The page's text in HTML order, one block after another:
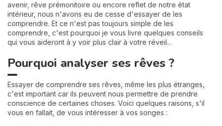
avenir, rêve prémonitoire ou encore reflet de notre état
intérieur, nous n'avons eu de cesse d'essayer de les
comprendre. Et ce n'est pas toujours simple de les
comprendre, c'est pourquoi je vous livre quelques conseils
qui vous aideront à y voir plus clair à votre réveil...
Pourquoi analyser ses rêves ?
Essayer de comprendre ses rêves, même les plus étranges,
c'est important car ils peuvent nous permettre de prendre
conscience de certaines choses. Voici quelques raisons, s'il
vous en fallait, de vous intéresser à vos songes :